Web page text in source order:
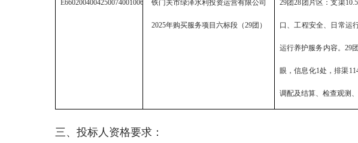
E6602004004250074001006 铁门关市绿泽水利投资运营有限公司
2025年购买服务项目六标段（29团）
29团28 团片区：支渠
口、工程安全、日常运
运行养护服务内容。 29
眼，信息化1处，排渠
调配及结算、检查观测
三、投标人资格要求：